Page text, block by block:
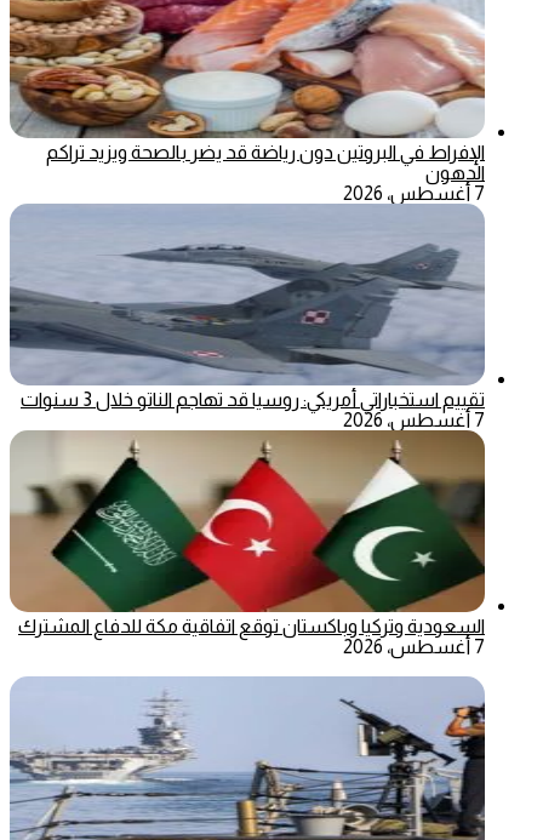
الإفراط في البروتين دون رياضة قد يضر بالصحة ويزيد تراكم
الدهون
7 أغسطس، 2026
تقييم استخباراتي أمريكي: روسيا قد تهاجم الناتو خلال 3 سنوات
7 أغسطس، 2026
السعودية وتركيا وباكستان توقع اتفاقية مكة للدفاع المشترك
7 أغسطس، 2026